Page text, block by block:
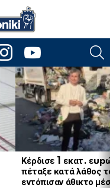
instagramyoutube
Κέρδισε 1 εκατ.
πέταξε κατά λάθος
εντόπισαν άθικτο